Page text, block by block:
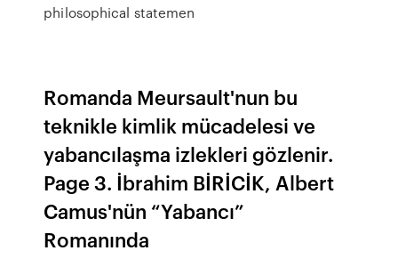
philosophical statemen
Romanda Meursault'nun bu
teknikle kimlik mücadelesi ve
yabancılaşma izlekleri gözlenir.
Page 3. İbrahim BİRİCİK, Albert
Camus'nün “Yabancı”
Romanında